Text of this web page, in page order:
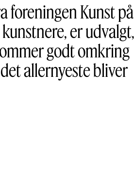
foreningen Kunst på
er udvalgt,
godt omkring
allernyeste bliver